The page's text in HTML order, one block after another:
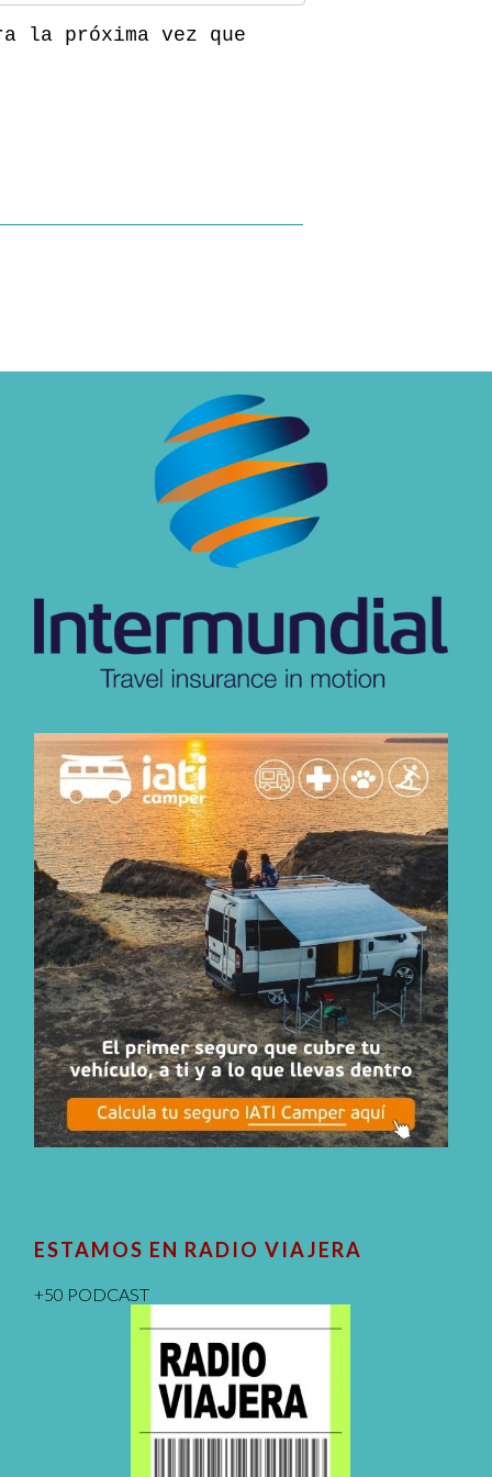
la próxima vez que
ESTAMOS EN RADIO VIAJERA
+50 PODCAST